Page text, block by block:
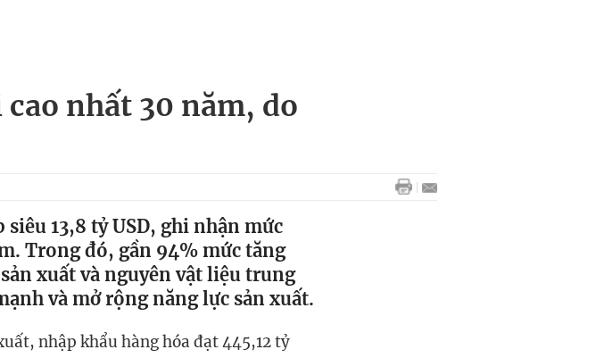
nhất 30 năm, do
13,8 tỷ USD, ghi nhận mức
Trong đó, gần 94% mức tăng
xuất và nguyên vật liệu trung
và mở rộng năng lực sản xuất.
nhập khẩu hàng hóa đạt 445,12 tỷ